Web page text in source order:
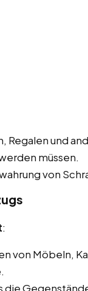
Regalen und
müssen.
von
:
von Möbeln,
die